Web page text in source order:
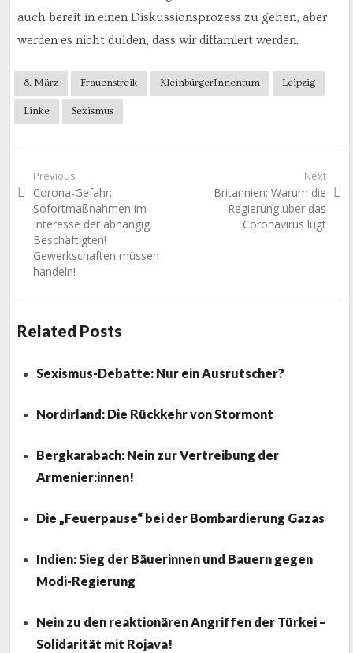
auch bereit in einen Diskussionsprozess zu gehen, aber
werden es nicht dulden, dass wir diffamiert werden.
8. März Frauenstreik KleinbürgerInnentum Leipzig
Linke Sexismus
Beitragsnavigation
Previous
Previous
post:
Corona-Gefahr:
Sofortmaßnahmen im
Interesse der abhängig
Beschäftigten!
Gewerkschaften müssen
handeln!
Next
Next
post:
Britannien: Warum die
Regierung über das
Coronavirus lügt
Related Posts
Sexismus-Debatte: Nur ein Ausrutscher?
Nordirland: Die Rückkehr von Stormont
Bergkarabach: Nein zur Vertreibung der
Armenier:innen!
Die „Feuerpause“ bei der Bombardierung Gazas
Indien: Sieg der Bäuerinnen und Bauern gegen
Modi-Regierung
Nein zu den reaktionären Angriffen der Türkei –
Solidarität mit Rojava!